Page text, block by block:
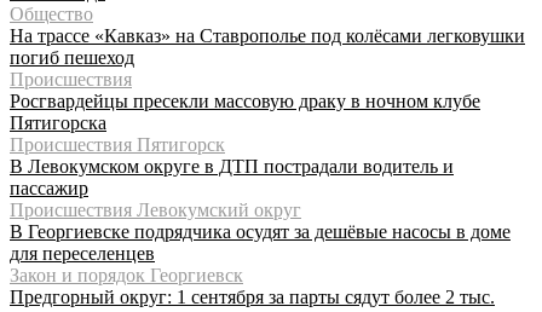
Общество
На трассе «Кавказ» на Ставрополье под колёсами легковушки
погиб пешеход
Происшествия
Росгвардейцы пресекли массовую драку в ночном клубе
Пятигорска
Происшествия Пятигорск
В Левокумском округе в ДТП пострадали водитель и
пассажир
Происшествия Левокумский округ
В Георгиевске подрядчика осудят за дешёвые насосы в доме
для переселенцев
Закон и порядок Георгиевск
Предгорный округ: 1 сентября за парты сядут более 2 тыс.